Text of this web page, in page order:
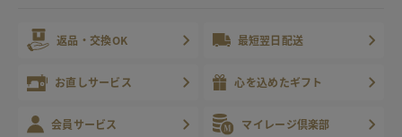
返品・交換OK 最短翌日配送
お直しサービス 心を込めたギフト
会員サービス マイレージ倶楽部